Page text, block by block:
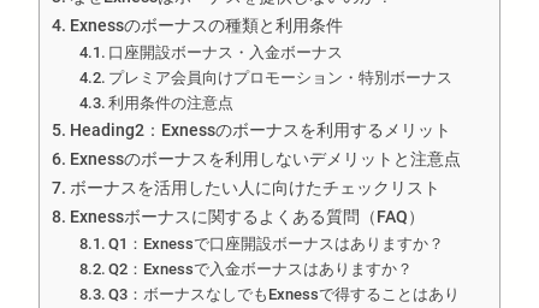
Exnessのボーナスの種類と利用条件
口座開設ボーナス・入金ボーナス
プレミア会員向けプロモーション・特別ボーナス
利用条件の注意点
Heading2：Exnessのボーナスを利用するメリット
Exnessのボーナスを利用しないデメリットと注意点
ボーナスを活用したい人に向けたチェックリスト
Exnessボーナスに関するよくある質問（FAQ）
Q1：Exnessで口座開設ボーナスはありますか？
Q2：Exnessで入金ボーナスはありますか？
Q3：ボーナスなしでもExnessで得することはあり